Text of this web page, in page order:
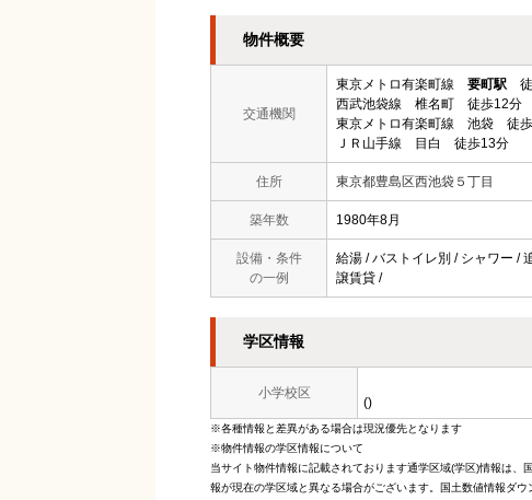
物件概要
交通機関
東京メトロ有楽町線 要町駅 徒
西武池袋線 椎名町 徒歩12分
東京メトロ有楽町線 池袋 徒
ＪＲ山手線 目白 徒歩13分
住所 東京都豊島区西池袋５丁目
築年数 1980年8月
設備・条件
の一例
給湯 / バストイレ別 / シャワー /
譲賃貸 /
学区情報
小学校区
()
※各種情報と差異がある場合は現況優先となります
※物件情報の学区情報について
当サイト物件情報に記載されております通学区域(学区)情報は
報が現在の学区域と異なる場合がございます。国土数値情報ダ